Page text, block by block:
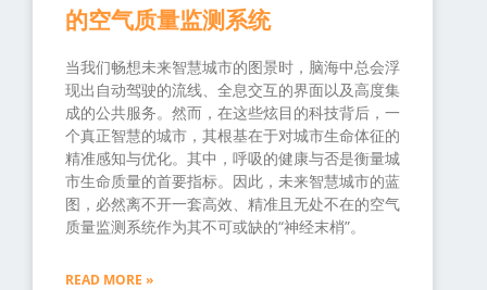
的空气质量监测系统
当我们畅想未来智慧城市的图景时，脑海中总会浮
现出自动驾驶的流线、全息交互的界面以及高度集
成的公共服务。然而，在这些炫目的科技背后，一
个真正智慧的城市，其根基在于对城市生命体征的
精准感知与优化。其中，呼吸的健康与否是衡量城
市生命质量的首要指标。因此，未来智慧城市的蓝
图，必然离不开一套高效、精准且无处不在的空气
质量监测系统作为其不可或缺的“神经末梢”。
READ MORE »